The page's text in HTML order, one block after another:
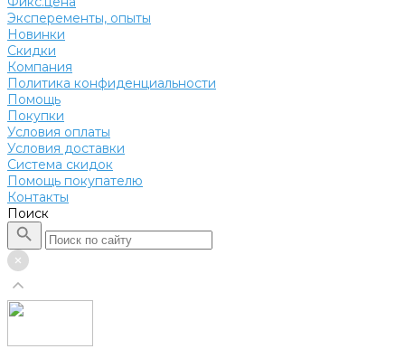
Эксперементы, опыты
Новинки
Скидки
Компания
Политика конфиденциальности
Помощь
Покупки
Условия оплаты
Условия доставки
Система скидок
Помощь покупателю
Контакты
Поиск